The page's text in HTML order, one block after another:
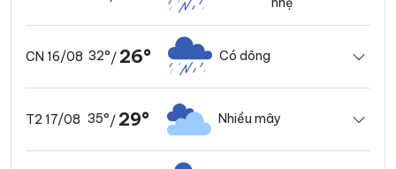
CN 16/08 32°/ 26° Có dông
T2 17/08 35°/ 29° Nhiều mây